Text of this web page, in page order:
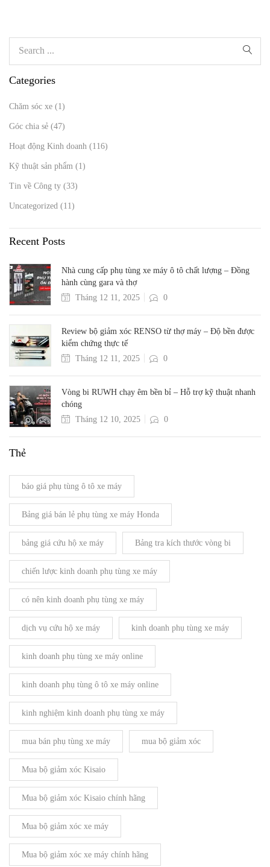
Categories
Chăm sóc xe (1)
Góc chia sẻ (47)
Hoạt động Kinh doanh (116)
Kỹ thuật sản phẩm (1)
Tin về Công ty (33)
Uncategorized (11)
Recent Posts
Nhà cung cấp phụ tùng xe máy ô tô chất lượng – Đồng
hành cùng gara và thợ
Tháng 12 11, 2025
0
Review bộ giảm xóc RENSO từ thợ máy – Độ bền được
kiểm chứng thực tế
Tháng 12 11, 2025
0
Vòng bi RUWH chạy êm bền bỉ – Hỗ trợ kỹ thuật nhanh
chóng
Tháng 12 10, 2025
0
Thẻ
báo giá phụ tùng ô tô xe máy
Bảng giá bán lẻ phụ tùng xe máy Honda
bảng giá cứu hộ xe máy Bảng tra kích thước vòng bi
chiến lược kinh doanh phụ tùng xe máy
có nên kinh doanh phụ tùng xe máy
dịch vụ cứu hộ xe máy kinh doanh phụ tùng xe máy
kinh doanh phụ tùng xe máy online
kinh doanh phụ tùng ô tô xe máy online
kinh nghiệm kinh doanh phụ tùng xe máy
mua bán phụ tùng xe máy mua bộ giảm xóc
Mua bộ giảm xóc Kisaio
Mua bộ giảm xóc Kisaio chính hãng
Mua bộ giảm xóc xe máy
Mua bộ giảm xóc xe máy chính hãng